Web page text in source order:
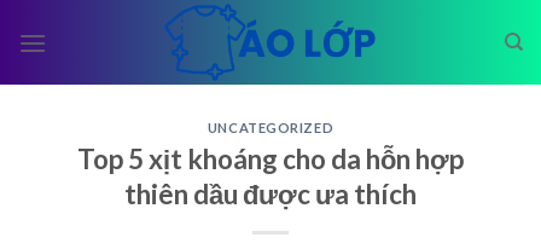
UNCATEGORIZED
Top 5 xịt khoáng cho da hỗn hợp
thiên dầu được ưa thích